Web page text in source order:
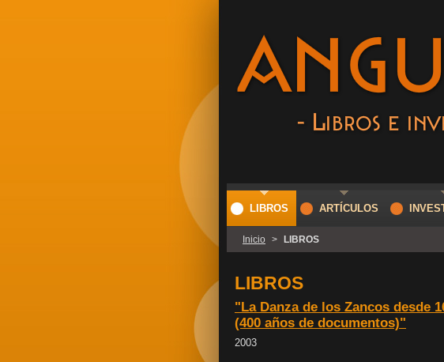
Inicio > LIBROS
LIBROS
"La Danza de los Zancos desde
(400 años de documentos)"
2003
LIBROS ARTÍCULOS